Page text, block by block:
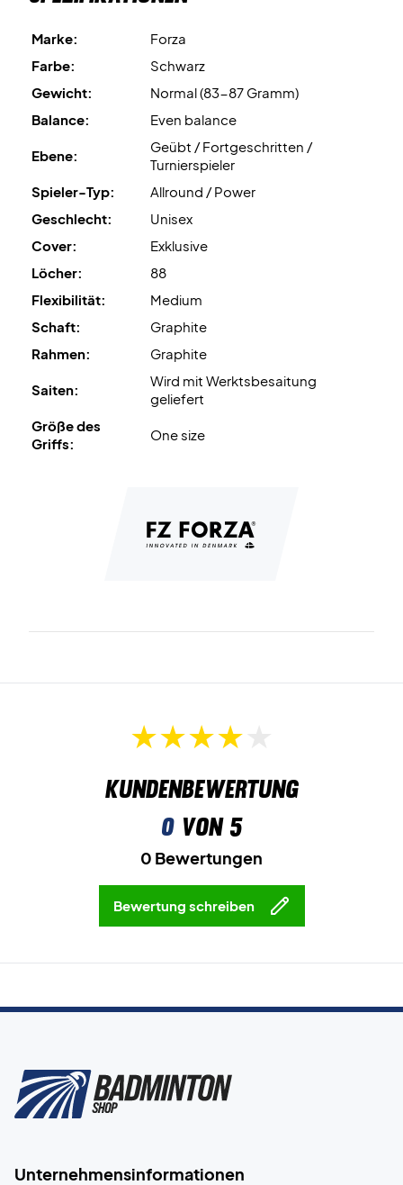
um sicherzustellen, dass Ihr Schläger von Anfang an 100%
einsatzbereit ist!
Expertenempfehlung: Für diesen Schläger empfehlen wir
eine Bespannung mit Ashaway Zymax 68 TX und 10,5 kg
Härte.
Wird ohne Hülle geliefert.
Marke:
Forza
Farbe:
Schwarz
Gewicht:
Normal (83-87 Gramm)
Balance:
Even balance
Ebene:
Geübt / Fortgeschritten /
Turnierspieler
Spieler-Typ:
Allround / Power
Geschlecht:
Unisex
Cover:
Exklusive
Löcher:
88
Flexibilität:
Medium
Schaft:
Graphite
Rahmen:
Graphite
Saiten:
Wird mit Werktsbesaitung
geliefert
Größe des
Griffs:
One size
Kundenbewertung
0von 5
0 Bewertungen
Bewertung schreiben
Unternehmensinformationen